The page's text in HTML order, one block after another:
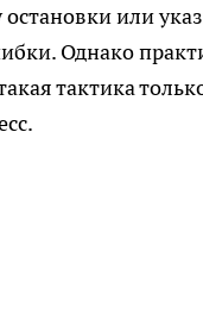
или
Однако
тактика